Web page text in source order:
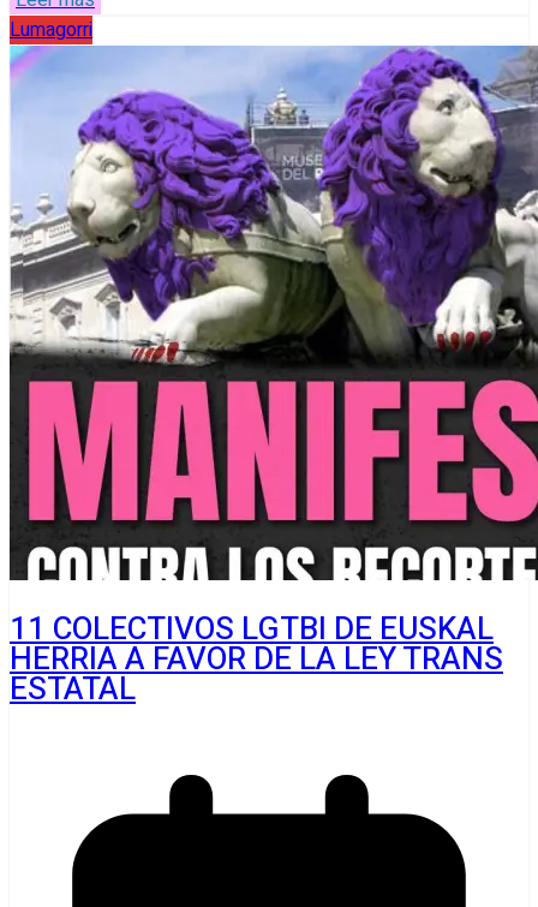
Lumagorri
11 COLECTIVOS LGTBI DE EUSKAL
HERRIA A FAVOR DE LA LEY TRANS
ESTATAL